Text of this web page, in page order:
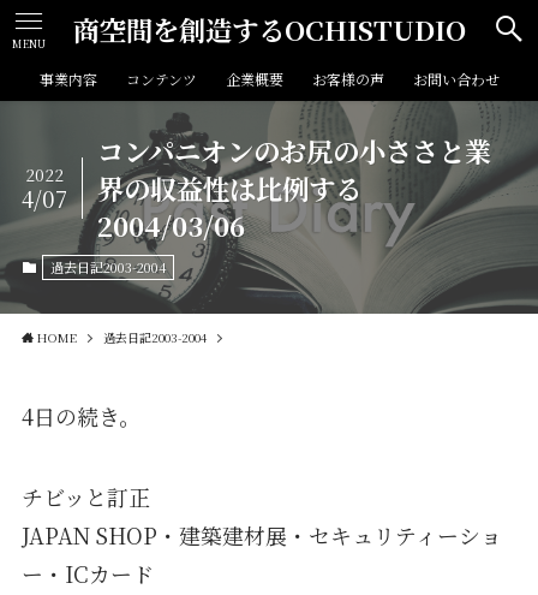
商空間を創造するOCHISTUDIO
MENU
事業内容 コンテンツ 企業概要 お客様の声 お問い合わせ
コンパニオンのお尻の小ささと業
界の収益性は比例する
2004/03/06
2022
4/07
過去日記2003-2004
HOME 過去日記2003-2004
4日の続き。
チビッと訂正
JAPAN SHOP・建築建材展・セキュリティーショ
ー・ICカード